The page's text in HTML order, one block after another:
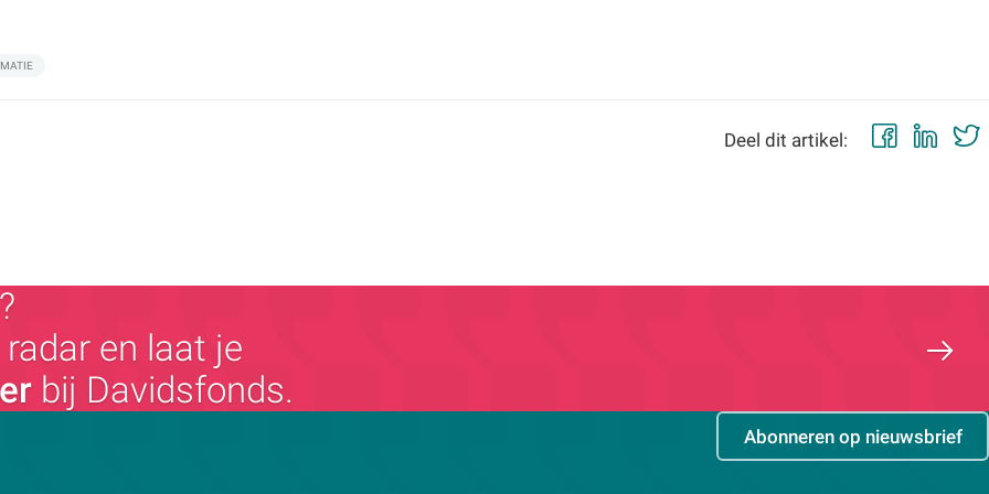
Deel dit artikel:
en laat je
bij Davidsfonds.
Abonneren op nieuwsbrief